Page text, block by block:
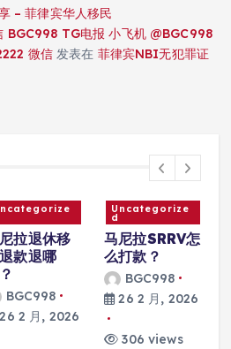
– 菲律宾华人移民
BGC998 TG电报 小飞机 @BGC998
微信发表在 菲律宾NBI无犯罪证
拉退休移
款退哪
BGC998
26 2 月, 2026
Uncategorize
d
马尼拉SRRV怎
么打款？
BGC998
26 2 月, 2026
306 views